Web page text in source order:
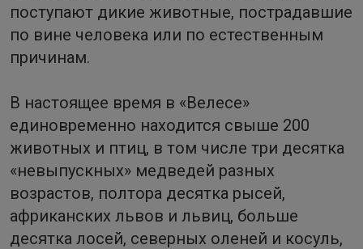
поступают дикие животные, пострадавшие
по вине человека или по естественным
причинам.
В настоящее время в «Велесе»
единовременно находится свыше 200
животных и птиц, в том числе три десятка
«невыпускных» медведей разных
возрастов, полтора десятка рысей,
африканских львов и львиц, больше
десятка лосей, северных оленей и косуль,